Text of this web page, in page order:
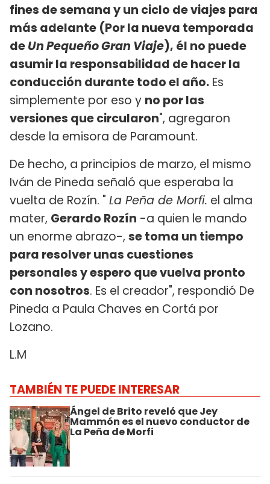
fines de semana y un ciclo de viajes para
más adelante (Por la nueva temporada
deUn Pequeño Gran Viaje), él no puede
asumir la responsabilidad de hacer la
conducción durante todo el año. Es
simplemente por eso y no por las
versiones que circularon", agregaron
desde la emisora de Paramount.
De hecho, a principios de marzo, el mismo
Iván de Pineda señaló que esperaba la
vuelta de Rozín. " La Peña de Morfi. el alma
mater, Gerardo Rozín -a quien le mando
un enorme abrazo-, se toma un tiempo
para resolver unas cuestiones
personales y espero que vuelva pronto
con nosotros. Es el creador", respondió De
Pineda a Paula Chaves en Cortá por
Lozano.
L.M
TAMBIÉN TE PUEDE INTERESAR
Ángel de Brito reveló que Jey
Mammón es el nuevo conductor de
La Peña de Morfi